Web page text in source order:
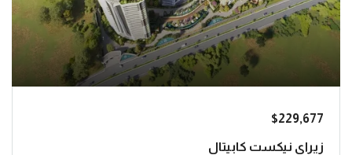
$229,677
زيراي نيكست كابيتال